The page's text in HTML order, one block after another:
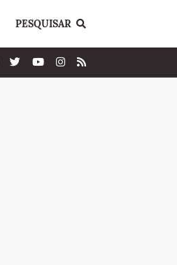
PESQUISAR